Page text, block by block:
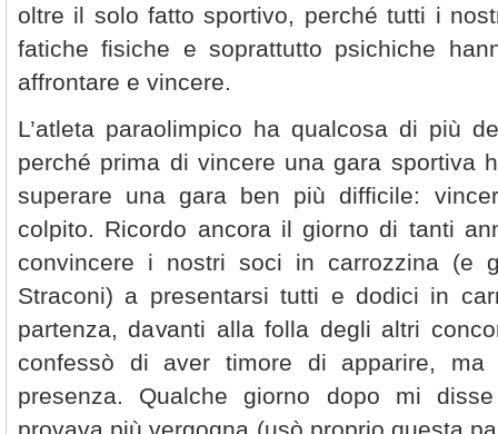
oltre il solo fatto sportivo, perché tutti i
fatiche fisiche e soprattutto psichiche
affrontare e vincere.
L’atleta paraolimpico ha qualcosa di più
perché prima di vincere una gara sportiva
superare una gara ben più difficile:
colpito. Ricordo ancora il giorno di tanti
convincere i nostri soci in carrozzina (e
Straconi) a presentarsi tutti e dodici in
partenza, davanti alla folla degli altri
confessò di aver timore di apparire,
presenza. Qualche giorno dopo mi